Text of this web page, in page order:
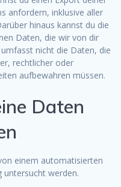
anfordern, inklusive aller
hinaus kannst du die
Daten, die wir von dir
nicht die Daten, die
rechtlicher oder
aufbewahren müssen.
Daten
einem automatisierten
untersucht werden.